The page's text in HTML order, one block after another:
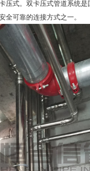
压式。双卡压式管道系统是
全可靠的连接方式之一。